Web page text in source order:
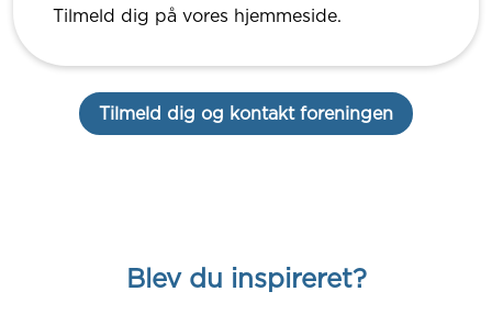
Tilmeld dig på vores hjemmeside.
Tilmeld dig og kontakt foreningen
Blev du inspireret?